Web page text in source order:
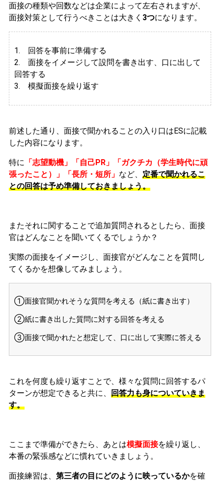
面接の種類や回数などは企業によって左右されますが、
面接対策として行うべきことは大きく 3つになります。
1. 回答を事前に準備する
2. 面接をイメージして設問を書き出す、口に出して
回答する
3. 模擬面接を繰り返す
前述した通り、面接で聞かれることの入り口はESに記載
した内容になります。
特に 「志望動機」「自己PR」「ガクチカ（学生時代に頑
張ったこと）」「長所・短所」 など、 定番で聞かれるこ
との回答は予め準備しておきましょう。
またそれに関することで追加質問されるとしたら、面接
官はどんなことを聞いてくるでしょうか？
実際の面接をイメージし、面接官がどんなことを質問し
てくるかを想像してみましょう。
①面接官聞かれそうな質問を考える（紙に書き出す）
②紙に書き出した質問に対する回答を考える
③面接で聞かれたと想定して、口に出して実際に答える
これを何度も繰り返すことで、様々な質問に回答するパ
ターンが想定できると共に、 回答力も身についていきま
す。
ここまで準備ができたら、あとは模擬面接を繰り返し、
本番の緊張感などに慣れていきましょう。
面接練習は、 第三者の目にどのように映っているかを確